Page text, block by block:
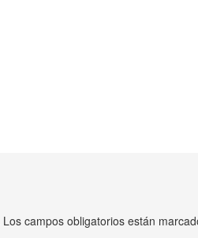
Los campos obligatorios están